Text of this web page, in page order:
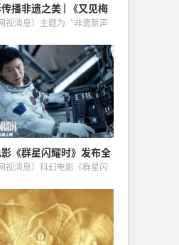
播非遗之美 | 《又见梅
重映——非遗主题纪录电
仪式启动
网视消息）主题为“非遗新声
展映活动正式启动。本次影
新闻纪录电影制片厂（集
，国家电影专资办、中国电
《群星闪耀时》发布全
正式官宣全国超前点映！
视消息）科幻电影《群星闪
徐徐展开：2035年深空突发
年展开艰难营救，分处两
人们拼尽全力冲破...